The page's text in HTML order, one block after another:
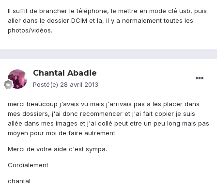
Il suffit de brancher le téléphone, le mettre en mode clé usb, puis
aller dans le dossier DCIM et la, il y a normalement toutes les
photos/vidéos.
Chantal Abadie
Posté(e) 28 avril 2013
merci beaucoup j'avais vu mais j'arrivais pas a les placer dans
mes dossiers, j'ai donc recommencer et j'ai fait copier je suis
allée dans mes images et j'ai collé peut etre un peu long mais pas
moyen pour moi de faire autrement.
Merci de votre aide c'est sympa.
Cordialement
chantal